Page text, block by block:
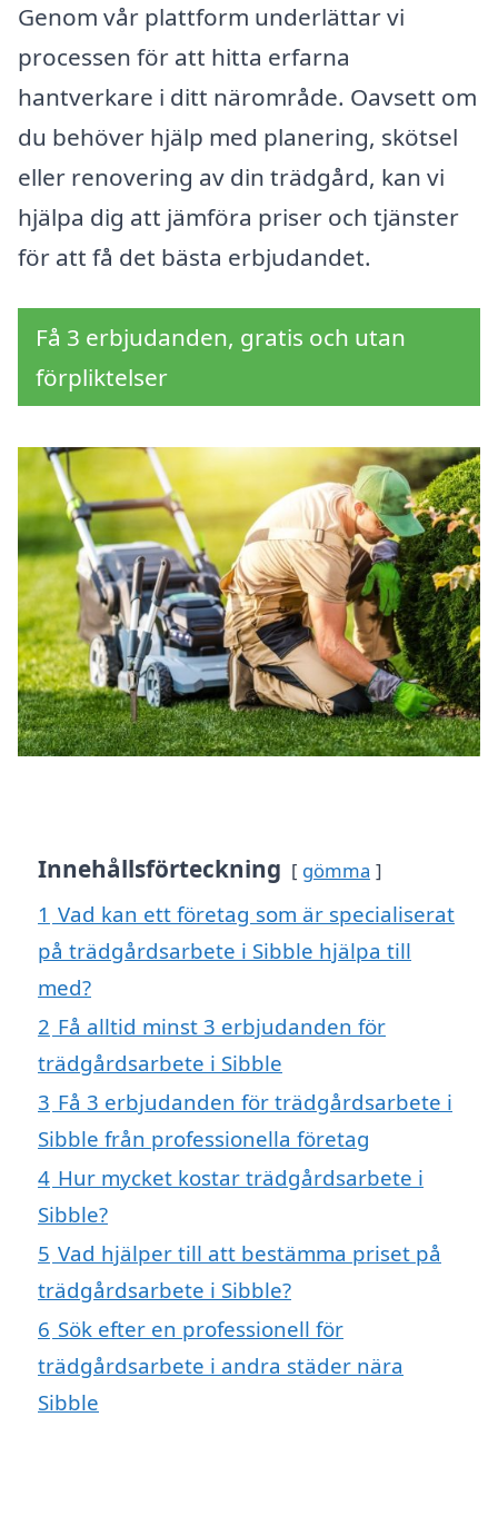
Genom vår plattform underlättar vi
processen för att hitta erfarna
hantverkare i ditt närområde. Oavsett om
du behöver hjälp med planering, skötsel
eller renovering av din trädgård, kan vi
hjälpa dig att jämföra priser och tjänster
för att få det bästa erbjudandet.
Få 3 erbjudanden, gratis och utan
förpliktelser
Innehållsförteckning gömma
1 Vad kan ett företag som är specialiserat
på trädgårdsarbete i Sibble hjälpa till
med?
2 Få alltid minst 3 erbjudanden för
trädgårdsarbete i Sibble
3 Få 3 erbjudanden för trädgårdsarbete i
Sibble från professionella företag
4 Hur mycket kostar trädgårdsarbete i
Sibble?
5 Vad hjälper till att bestämma priset på
trädgårdsarbete i Sibble?
6 Sök efter en professionell för
trädgårdsarbete i andra städer nära
Sibble